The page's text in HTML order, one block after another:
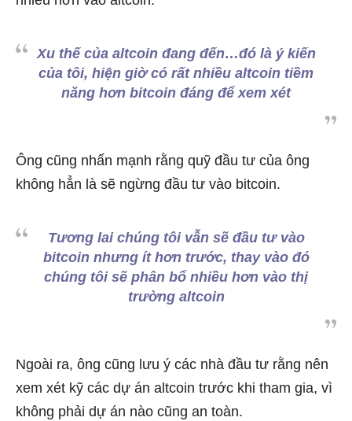
Xu thế của altcoin đang đến…đó là ý kiến
của tôi, hiện giờ có rất nhiều altcoin tiềm
năng hơn bitcoin đáng để xem xét
Ông cũng nhấn mạnh rằng quỹ đầu tư của ông
không hẳn là sẽ ngừng đầu tư vào bitcoin.
Tương lai chúng tôi vẫn sẽ đầu tư vào
bitcoin nhưng ít hơn trước, thay vào đó
chúng tôi sẽ phân bổ nhiều hơn vào thị
trường altcoin
Ngoài ra, ông cũng lưu ý các nhà đầu tư rằng nên
xem xét kỹ các dự án altcoin trước khi tham gia, vì
không phải dự án nào cũng an toàn.